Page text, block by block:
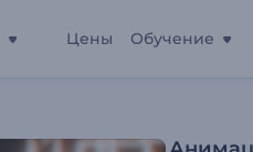
Цены Обучение